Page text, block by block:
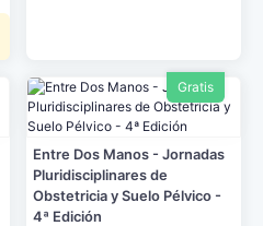
Gratis
Entre Dos Manos - Jornadas
Pluridisciplinares de
Obstetricia y Suelo Pélvico -
4ª Edición